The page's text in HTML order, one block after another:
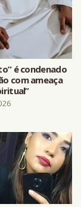
é condenado
com ameaça